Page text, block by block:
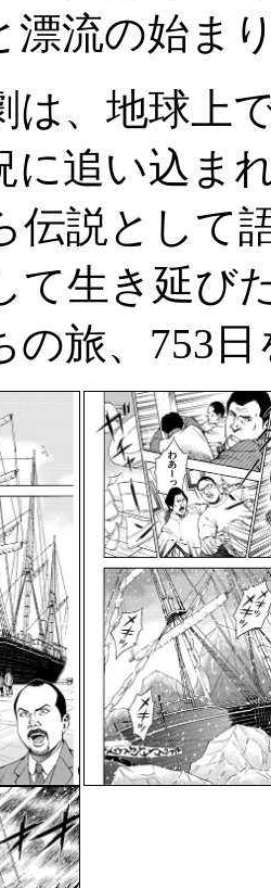
漂流の始ま
は、地球上
に追い込ま
伝説として
て生き延び
の旅、753